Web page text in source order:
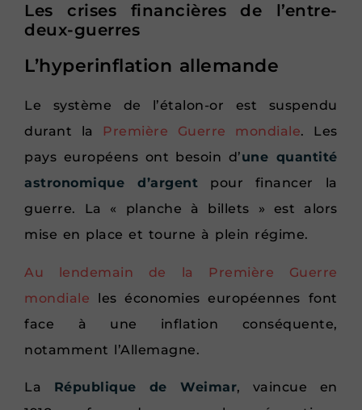
Les crises financières de l’entre-
deux-guerres
L’hyperinflation allemande
Le système de l’étalon-or est suspendu
durant la Première Guerre mondiale. Les
pays européens ont besoin d’une quantité
astronomique d’argent pour financer la
guerre. La « planche à billets » est alors
mise en place et tourne à plein régime.
Au lendemain de la Première Guerre
mondiale les économies européennes font
face à une inflation conséquente,
notamment l’Allemagne.
La République de Weimar, vaincue en